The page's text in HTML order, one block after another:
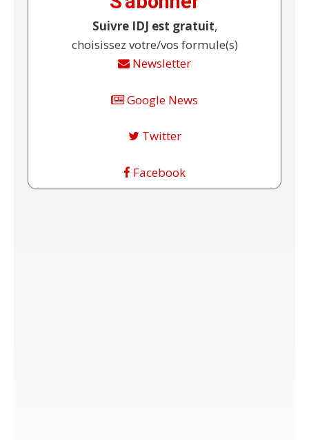
Suivre IDJ est gratuit,
choisissez votre/vos formule(s)
Newsletter
Google News
Twitter
Facebook